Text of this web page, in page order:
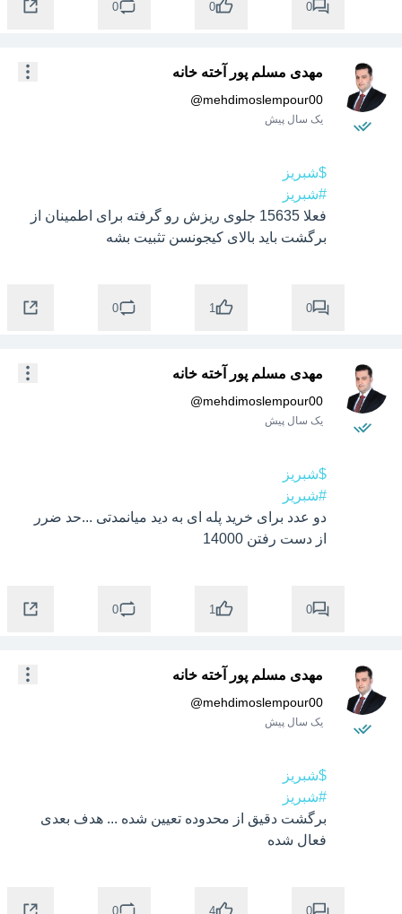
0
0
0
مهدی مسلم پور آخته خانه
@mehdimoslempour00
یک سال پیش
$شبریز
#شبریز
برگشت باید بالای کیجونسن تثبیت بشه
0
1
0
مهدی مسلم پور آخته خانه
@mehdimoslempour00
یک سال پیش
$شبریز
#شبریز
از دست رفتن 14000
0
1
0
مهدی مسلم پور آخته خانه
@mehdimoslempour00
یک سال پیش
$شبریز
#شبریز
فعال شده
0
4
0